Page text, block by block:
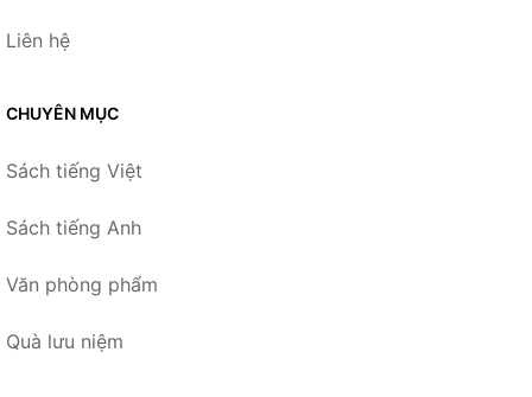
Liên hệ
CHUYÊN MỤC
Sách tiếng Việt
Sách tiếng Anh
Văn phòng phẩm
Quà lưu niệm